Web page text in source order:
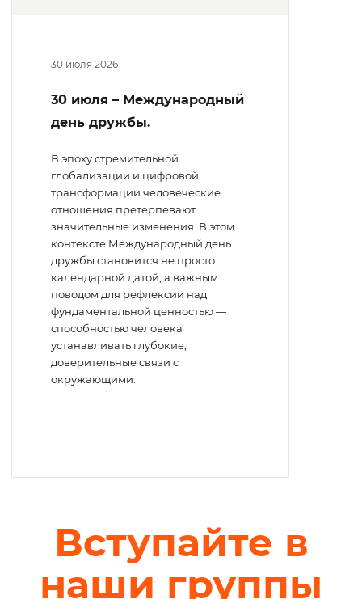
30 июля 2026
30 июля – Международный
день дружбы.
В эпоху стремительной
глобализации и цифровой
трансформации человеческие
отношения претерпевают
значительные изменения. В этом
контексте Международный день
дружбы становится не просто
календарной датой, а важным
поводом для рефлексии над
фундаментальной ценностью —
способностью человека
устанавливать глубокие,
доверительные связи с
окружающими.
Вступайте в
наши группы